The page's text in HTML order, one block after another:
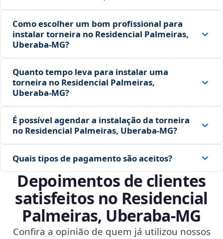
Como escolher um bom profissional para
instalar torneira no Residencial Palmeiras,
Uberaba‑MG?
Quanto tempo leva para instalar uma
torneira no Residencial Palmeiras,
Uberaba‑MG?
É possível agendar a instalação da torneira
no Residencial Palmeiras, Uberaba‑MG?
Quais tipos de pagamento são aceitos?
Depoimentos de clientes
satisfeitos no Residencial
Palmeiras, Uberaba‑MG
Confira a opinião de quem já utilizou nossos